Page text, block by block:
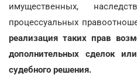
имущественных,
процессуальных
реализация таких прав
дополнительных сделок
судебного решения.